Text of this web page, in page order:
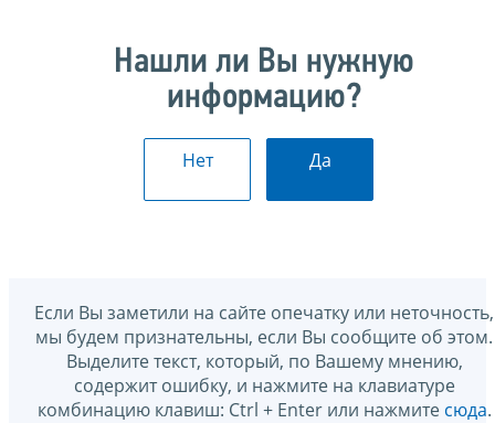
Нашли ли Вы нужную
информацию?
Нет Да
Если Вы заметили на сайте опечатку или неточность,
мы будем признательны, если Вы сообщите об этом.
Выделите текст, который, по Вашему мнению,
содержит ошибку, и нажмите на клавиатуре
комбинацию клавиш: Ctrl + Enter или нажмите сюда.